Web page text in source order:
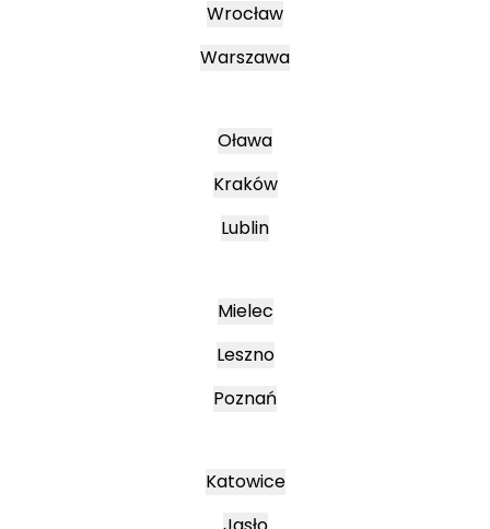
Wrocław
Warszawa
Oława
Kraków
Lublin
Mielec
Leszno
Poznań
Katowice